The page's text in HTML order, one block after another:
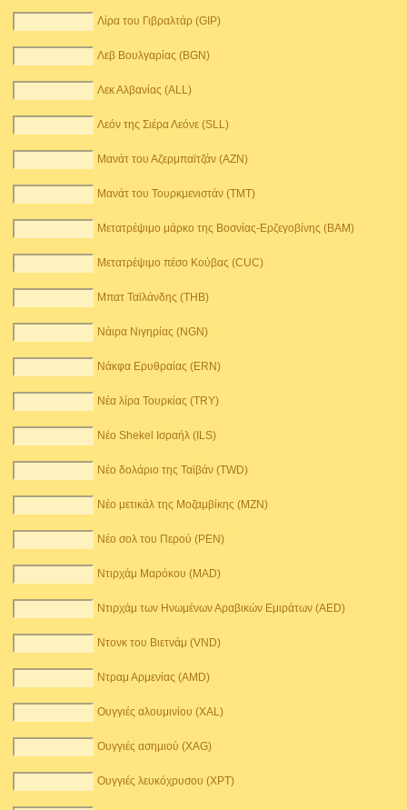
Λίρα του Γιβραλτάρ (GIP)
Λεβ Βουλγαρίας (BGN)
Λεκ Αλβανίας (ALL)
Λεόν της Σιέρα Λεόνε (SLL)
Μανάτ του Αζερμπαϊτζάν (AZN)
Μανάτ του Τουρκμενιστάν (TMT)
Μετατρέψιμο μάρκο της Βοσνίας-Ερζεγοβίνης (BAM)
Μετατρέψιμο πέσο Κούβας (CUC)
Μπατ Ταϊλάνδης (THB)
Νάιρα Νιγηρίας (NGN)
Νάκφα Ερυθραίας (ERN)
Νέα λίρα Τουρκίας (TRY)
Νέο Shekel Ισραήλ (ILS)
Νέο δολάριο της Ταϊβάν (TWD)
Νέο μετικάλ της Μοζαμβίκης (MZN)
Νέο σολ του Περού (PEN)
Ντιρχάμ Μαρόκου (MAD)
Ντιρχάμ των Ηνωμένων Αραβικών Εμιράτων (AED)
Ντονκ του Βιετνάμ (VND)
Ντραμ Αρμενίας (AMD)
Ουγγιές αλουμινίου (XAL)
Ουγγιές ασημιού (XAG)
Ουγγιές λευκόχρυσου (XPT)